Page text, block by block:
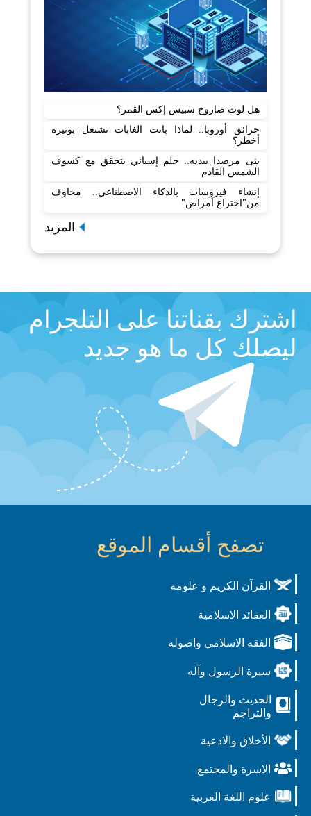
هل لوث صاروخ سبيس إكس القمر؟
حرائق أوروبا.. لماذا باتت الغابات تشتعل بوتيرة
أخطر؟
بنى مرصدا بيديه.. حلم إسباني يتحقق مع كسوف
الشمس القادم
إنشاء فيروسات بالذكاء الاصطناعي.. مخاوف
من"اختراع أمراض"
المزيد
اشترك بقناتنا على التلجرام
ليصلك كل ما هو جديد
تصفح أقسام الموقع
القرآن الكريم و علومه
العقائد الاسلامية
الفقه الاسلامي واصوله
سيرة الرسول وآله
الحديث والرجال
والتراجم
الأخلاق والادعية
الاسرة والمجتمع
علوم اللغة العربية